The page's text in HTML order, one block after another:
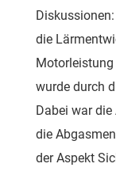
die
Motorleistung
wurde durch
Dabei war
die
der Aspekt